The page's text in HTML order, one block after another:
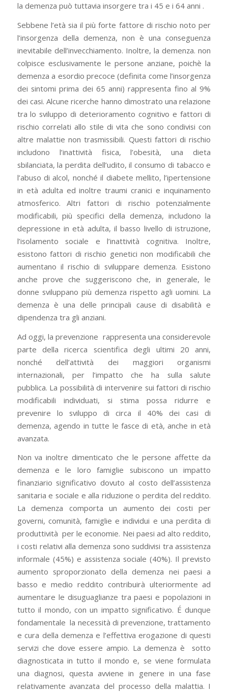
la demenza può tuttavia insorgere tra i 45 e i 64 anni .
Sebbene l’età sia il più forte fattore di rischio noto per
l’insorgenza della demenza, non è una conseguenza
inevitabile dell’invecchiamento. Inoltre, la demenza. non
colpisce esclusivamente le persone anziane, poichè la
demenza a esordio precoce (definita come l’insorgenza
dei sintomi prima dei 65 anni) rappresenta fino al 9%
dei casi. Alcune ricerche hanno dimostrato una relazione
tra lo sviluppo di deterioramento cognitivo e fattori di
rischio correlati allo stile di vita che sono condivisi con
altre malattie non trasmissibili. Questi fattori di rischio
includono l’inattività fisica, l’obesità, una dieta
sbilanciata, la perdita dell’udito, il consumo di tabacco e
l’abuso di alcol, nonché il diabete mellito, l’ipertensione
in età adulta ed inoltre traumi cranici e inquinamento
atmosferico. Altri fattori di rischio potenzialmente
modificabili, più specifici della demenza, includono la
depressione in età adulta, il basso livello di istruzione,
l’isolamento sociale e l’inattività cognitiva. Inoltre,
esistono fattori di rischio genetici non modificabili che
aumentano il rischio di sviluppare demenza. Esistono
anche prove che suggeriscono che, in generale, le
donne sviluppano più demenza rispetto agli uomini. La
demenza è una delle principali cause di disabilità e
dipendenza tra gli anziani.
Ad oggi, la prevenzione rappresenta una considerevole
parte della ricerca scientifica degli ultimi 20 anni,
nonché dell’attività dei maggiori organismi
internazionali, per l’impatto che ha sulla salute
pubblica. La possibilità di intervenire sui fattori di rischio
modificabili individuati, si stima possa ridurre e
prevenire lo sviluppo di circa il 40% dei casi di
demenza, agendo in tutte le fasce di età, anche in età
avanzata.
Non va inoltre dimenticato che le persone affette da
demenza e le loro famiglie subiscono un impatto
finanziario significativo dovuto al costo dell’assistenza
sanitaria e sociale e alla riduzione o perdita del reddito.
La demenza comporta un aumento dei costi per
governi, comunità, famiglie e individui e una perdita di
produttività per le economie. Nei paesi ad alto reddito,
i costi relativi alla demenza sono suddivisi tra assistenza
informale (45%) e assistenza sociale (40%). Il previsto
aumento sproporzionato della demenza nei paesi a
basso e medio reddito contribuirà ulteriormente ad
aumentare le disuguaglianze tra paesi e popolazioni in
tutto il mondo, con un impatto significativo. É dunque
fondamentale la necessità di prevenzione, trattamento
e cura della demenza e l’effettiva erogazione di questi
servizi che dove essere ampio. La demenza è
sotto
diagnosticata in tutto il mondo e, se viene formulata
una diagnosi, questa avviene in genere in una fase
relativamente avanzata del processo della malattia. I